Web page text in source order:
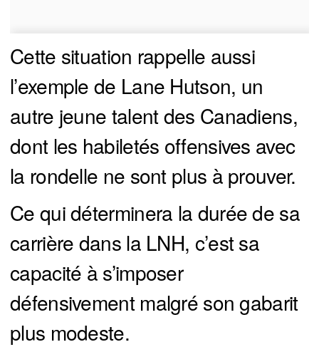
Cette situation rappelle aussi
l’exemple de Lane Hutson, un
autre jeune talent des Canadiens,
dont les habiletés offensives avec
la rondelle ne sont plus à prouver.
Ce qui déterminera la durée de sa
carrière dans la LNH, c’est sa
capacité à s’imposer
défensivement malgré son gabarit
plus modeste.